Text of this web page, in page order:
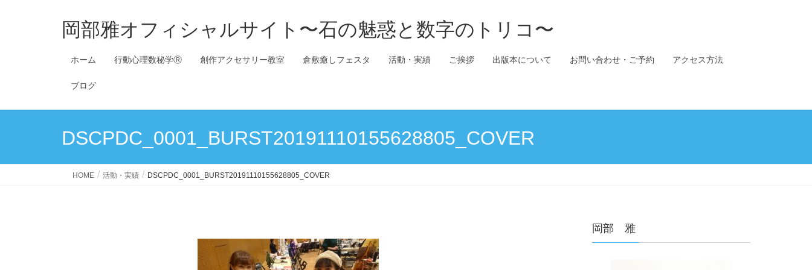
岡部雅オフィシャルサイト〜石の魅惑と数字のトリコ〜
ホーム 行動心理数秘学Ⓡ 創作アクセサリー教室 倉敷癒しフェスタ 活動・実績 ご挨拶 出版本について お問い合わせ・ご予約 アクセス方法
ブログ
DSCPDC_0001_BURST20191110155628805_COVER
HOME 活動・実績 DSCPDC_0001_BURST20191110155628805_COVER
岡部 雅